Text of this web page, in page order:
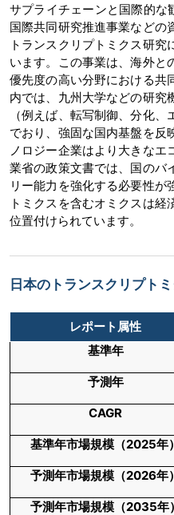
サプライチェーンと国際的な
国際共同研究推進事業などの
トランスクリプトミクス研
います。この事業は、海外と
優先度の高い分野における共
内では、九州大学などの研究
（例えば、転写制御、分化
でおり、強固な国内基盤を反
ノロジー企業はより大きな
業省の政策文書では、国のバ
リー能力を強化する必要性
トミクスを含むオミクスは経
位置付けられています。
日本のトランスクリプト
レポート属性
基準年
予測年
CAGR
基準年市場規模（2025年）
予測年市場規模（2026年）
予測年市場規模（2035年）